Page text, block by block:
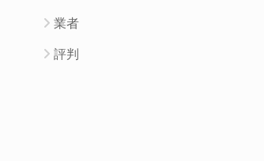
業者
評判